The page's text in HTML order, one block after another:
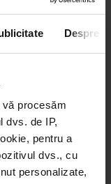
Despre
vă procesăm
dvs. de IP,
pentru a
dvs., cu
personalizate,